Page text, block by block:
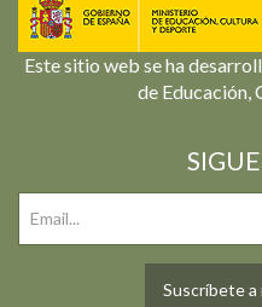
Este sitio web se ha
de Educación,
Suscríbete